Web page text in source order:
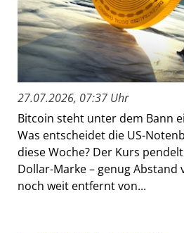
27.07.2026, 07:37 Uhr
Bitcoin steht unter dem Bann
Was entscheidet die US-
diese Woche? Der Kurs
Dollar-Marke – genug Abstand
noch weit entfernt von...